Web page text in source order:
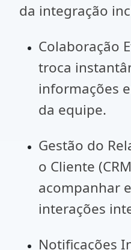
da integração
Colaboração
troca
informações
da equipe.
Gestão do
o Cliente
acompanhar
interações
Notificações